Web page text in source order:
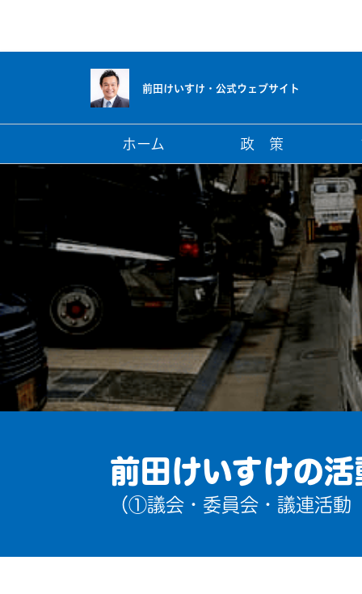
前田けいすけ・ 公式ウェブサイト
ホーム 政 策
前田けいすけの
（①議会・委員会・議連活